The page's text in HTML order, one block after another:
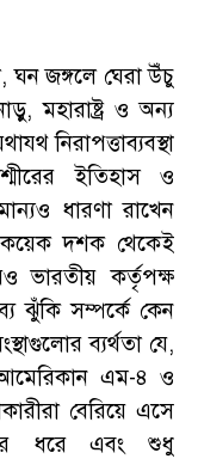
,ঘন জঙ্গলে ঘেরা উঁচু
,মহারাষ্ট্র ও অন্য
নিরাপত্তাব্যবস্থা
ইতিহাস ও
ধারণা রাখেন
কয়েক দশক থেকেই
ভারতীয় কর্তৃপক্ষ
ঝুঁকি সম্পর্কে কেন
ব্যর্থতা যে,
এম-৪ ও
বেরিয়ে এসে
ধরে এবং শুধু